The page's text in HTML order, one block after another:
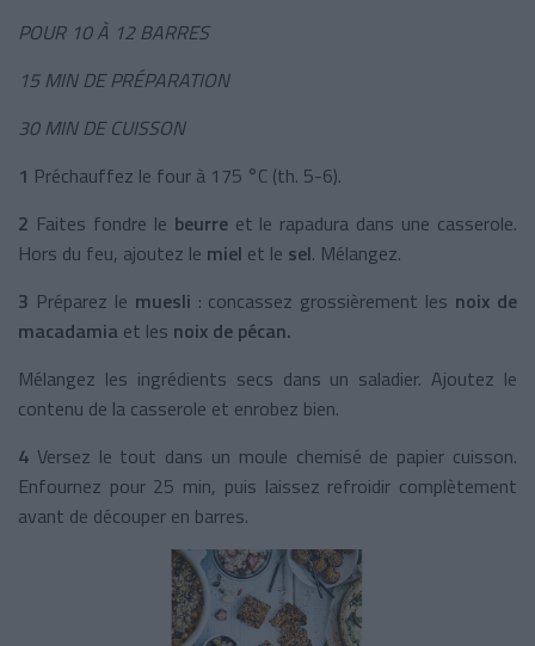
POUR 10 À 12 BARRES
15 MIN DE PRÉPARATION
30 MIN DE CUISSON
1 Préchauffez le four à 175 °C (th. 5-6).
2 Faites fondre le beurreet le rapadura dans une casserole.
Hors du feu, ajoutez le miel et le sel. Mélangez.
3 Préparez le muesli : concassez grossièrement les noix de
macadamia et les noix de pécan.
Mélangez les ingrédients secs dans un saladier. Ajoutez le
contenu de la casserole et enrobez bien.
4 Versez le tout dans un moule chemisé de papier cuisson.
Enfournez pour 25 min, puis laissez refroidir complètement
avant de découper en barres.